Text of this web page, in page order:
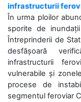
infrastructurii
În urma ploilor
sporite de
Întreprinderii de
desfășoară
infrastructurii
vulnerabile și
procese de
segmentul feroviar